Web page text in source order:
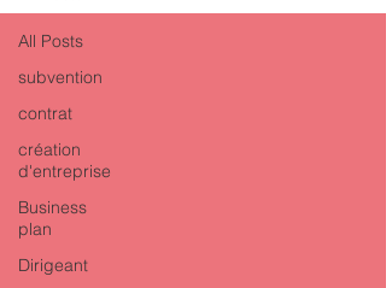
All Posts
subvention
contrat
création
d'entreprise
Business
plan
Dirigeant